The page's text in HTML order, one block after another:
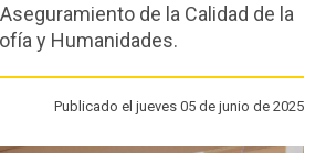
FACULTAD
Egresados
de la Calidad de la
y Humanidades.
Publicado el jueves 05 de junio de 2025